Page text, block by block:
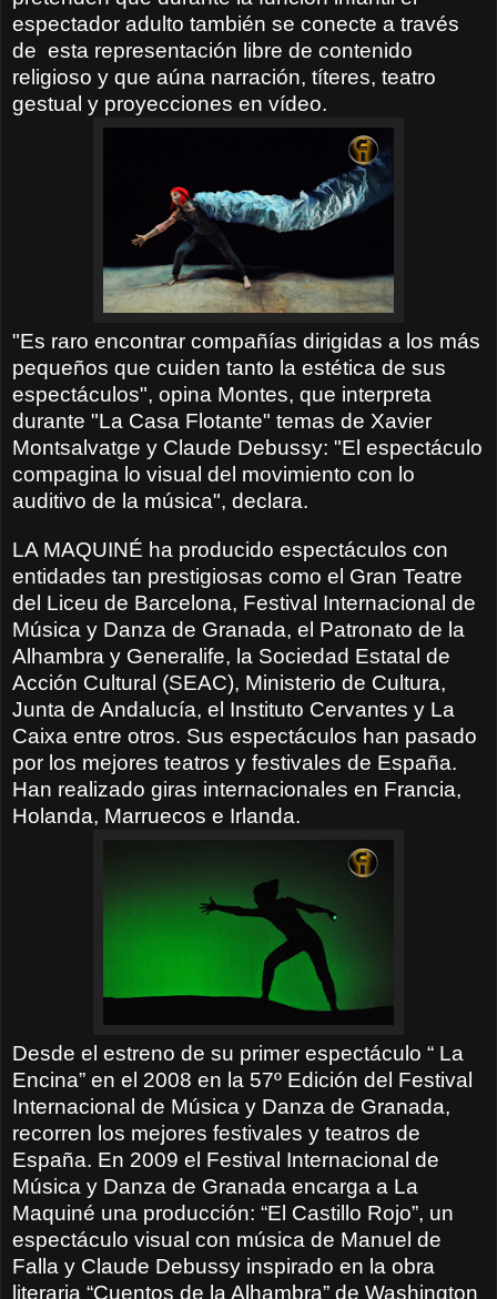
espectador adulto también se conecte a través
de esta representación libre de contenido
religioso y que aúna narración, títeres, teatro
gestual y proyecciones en vídeo.
"Es raro encontrar compañías dirigidas a los más
pequeños que cuiden tanto la estética de sus
espectáculos", opina Montes, que interpreta
durante "La Casa Flotante" temas de Xavier
Montsalvatge y Claude Debussy: "El espectáculo
compagina lo visual del movimiento con lo
auditivo de la música", declara.
LA MAQUINÉ ha producido espectáculos con
entidades tan prestigiosas como el Gran Teatre
del Liceu de Barcelona, Festival Internacional de
Música y Danza de Granada, el Patronato de la
Alhambra y Generalife, la Sociedad Estatal de
Acción Cultural (SEAC), Ministerio de Cultura,
Junta de Andalucía, el Instituto Cervantes y La
Caixa entre otros. Sus espectáculos han pasado
por los mejores teatros y festivales de España.
Han realizado giras internacionales en Francia,
Holanda, Marruecos e Irlanda.
Desde el estreno de su primer espectáculo “ La
Encina” en el 2008 en la 57º Edición del Festival
Internacional de Música y Danza de Granada,
recorren los mejores festivales y teatros de
España. En 2009 el Festival Internacional de
Música y Danza de Granada encarga a La
Maquiné una producción: “El Castillo Rojo”, un
espectáculo visual con música de Manuel de
Falla y Claude Debussy inspirado en la obra
literaria “Cuentos de la Alhambra” de Washington